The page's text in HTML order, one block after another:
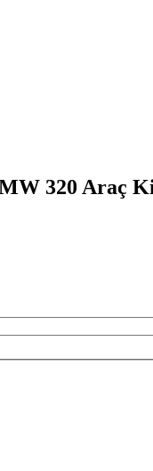
320 Araç